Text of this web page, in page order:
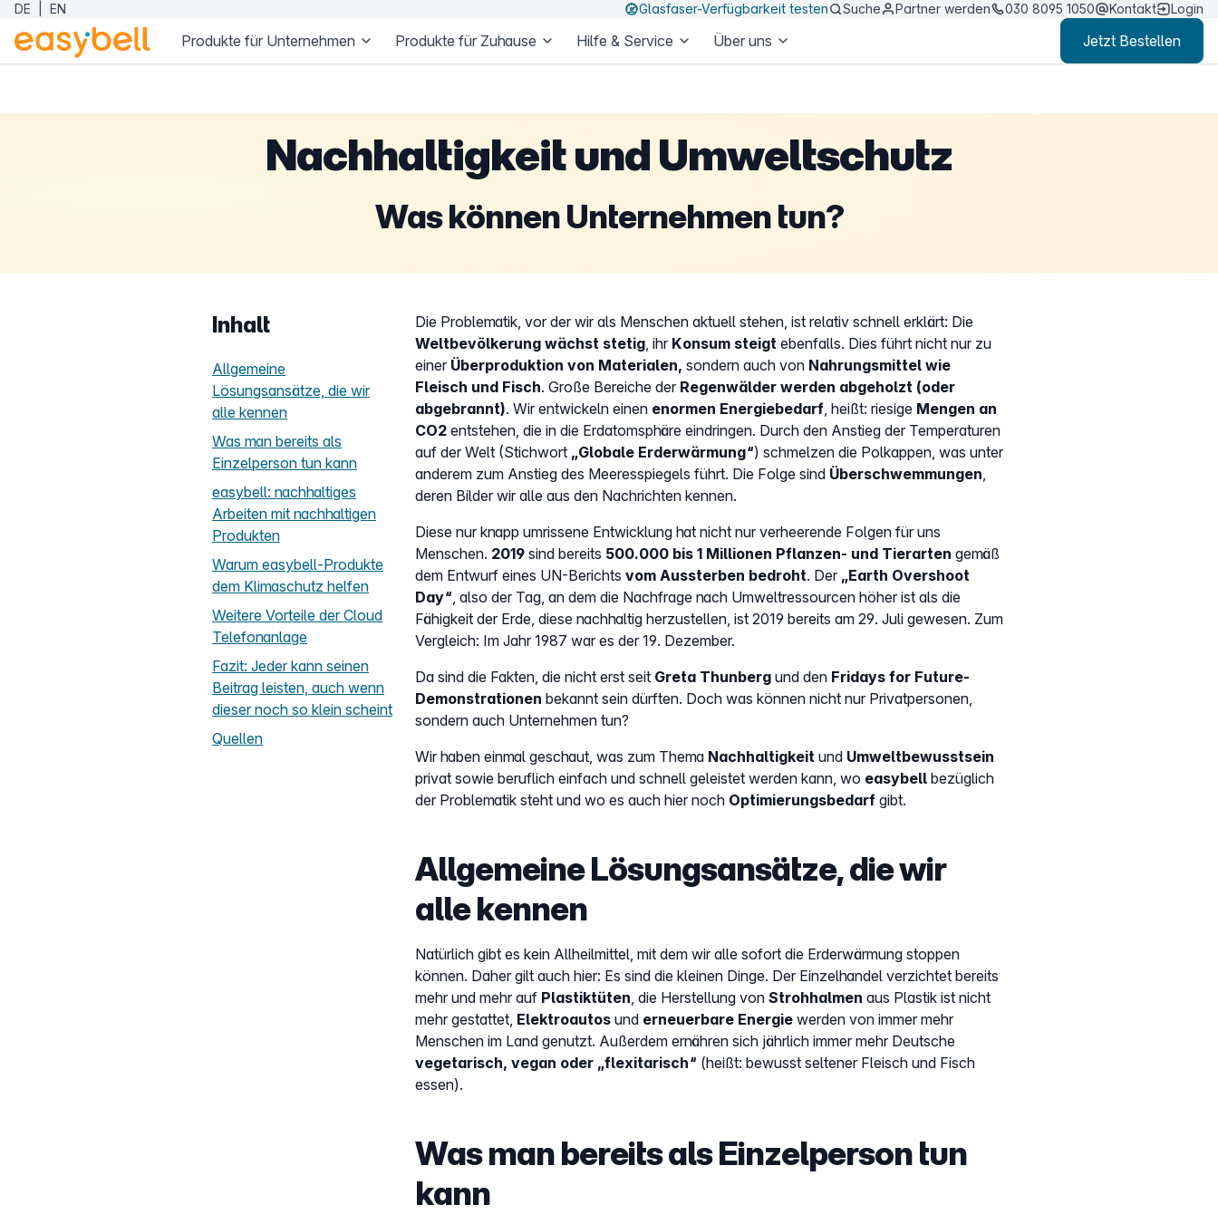
DE EN Glasfaser-Verfügbarkeit testen Suche Partner werden 030 8095 1050 Kontakt Login
Produkte für Unternehmen Produkte für Zuhause Hilfe & Service Über uns Jetzt Bestellen
Nachhaltigkeit und Umweltschutz
Was können Unternehmen tun?
Inhalt
Allgemeine
Lösungsansätze, die wir
alle kennen
Was man bereits als
Einzelperson tun kann
easybell: nachhaltiges
Arbeiten mit nachhaltigen
Produkten
Warum easybell-Produkte
dem Klimaschutz helfen
Weitere Vorteile der Cloud
Telefonanlage
Fazit: Jeder kann seinen
Beitrag leisten, auch wenn
dieser noch so klein scheint
Quellen
Die Problematik, vor der wir als Menschen aktuell stehen, ist relativ schnell erklärt: Die
Weltbevölkerung wächst stetig, ihr Konsum steigt ebenfalls. Dies führt nicht nur zu
einer Überproduktion von Materialen, sondern auch von Nahrungsmittel wie
Fleisch und Fisch. Große Bereiche der Regenwälder werden abgeholzt (oder
abgebrannt). Wir entwickeln einen enormen Energiebedarf, heißt: riesige Mengen an
CO2 entstehen, die in die Erdatomsphäre eindringen. Durch den Anstieg der Temperaturen
auf der Welt (Stichwort „Globale Erderwärmung“) schmelzen die Polkappen, was unter
anderem zum Anstieg des Meeresspiegels führt. Die Folge sind Überschwemmungen,
deren Bilder wir alle aus den Nachrichten kennen.
Diese nur knapp umrissene Entwicklung hat nicht nur verheerende Folgen für uns
Menschen. 2019 sind bereits 500.000 bis 1 Millionen Pflanzen- und Tierarten gemäß
dem Entwurf eines UN-Berichts vom Aussterben bedroht. Der „Earth Overshoot
Day“, also der Tag, an dem die Nachfrage nach Umweltressourcen höher ist als die
Fähigkeit der Erde, diese nachhaltig herzustellen, ist 2019 bereits am 29. Juli gewesen. Zum
Vergleich: Im Jahr 1987 war es der 19. Dezember.
Da sind die Fakten, die nicht erst seit Greta Thunberg und den Fridays for Future-
Demonstrationen bekannt sein dürften. Doch was können nicht nur Privatpersonen,
sondern auch Unternehmen tun?
Wir haben einmal geschaut, was zum Thema Nachhaltigkeit und Umweltbewusstsein
privat sowie beruflich einfach und schnell geleistet werden kann, wo easybell bezüglich
der Problematik steht und wo es auch hier noch Optimierungsbedarf gibt.
Allgemeine Lösungsansätze, die wir
alle kennen
Natürlich gibt es kein Allheilmittel, mit dem wir alle sofort die Erderwärmung stoppen
können. Daher gilt auch hier: Es sind die kleinen Dinge. Der Einzelhandel verzichtet bereits
mehr und mehr auf Plastiktüten, die Herstellung von Strohhalmen aus Plastik ist nicht
mehr gestattet, Elektroautos und erneuerbare Energie werden von immer mehr
Menschen im Land genutzt. Außerdem ernähren sich jährlich immer mehr Deutsche
vegetarisch, vegan oder „flexitarisch“ (heißt: bewusst seltener Fleisch und Fisch
essen).
Was man bereits als Einzelperson tun
kann